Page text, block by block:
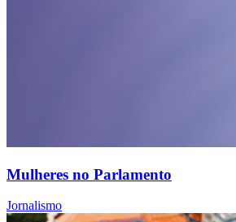
Mulheres no Parlamento
Jornalismo